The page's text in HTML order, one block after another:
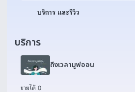
บริการ และรีวิว
บริการ
ถึงเวลามูฟออน
ขายได้ 0